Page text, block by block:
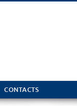
CONTACTS